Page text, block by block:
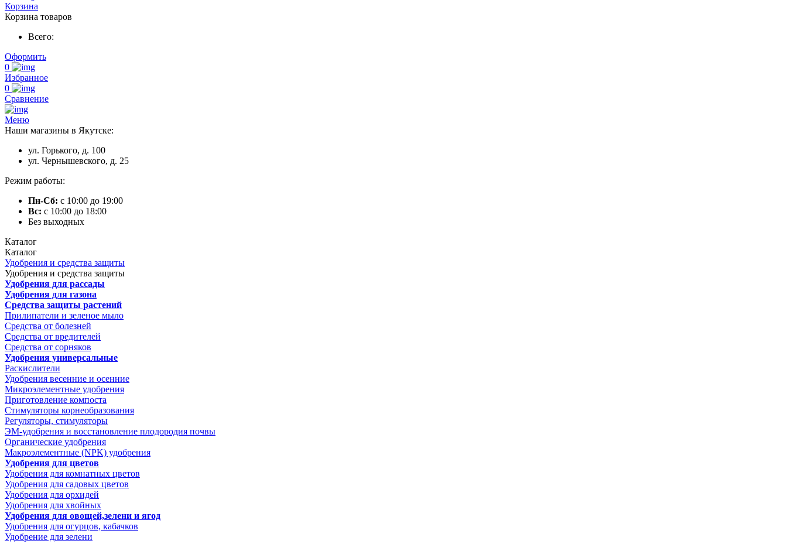
Корзина
Корзина товаров
Всего:
Оформить
0
Избранное
0
Сравнение
Меню
Наши магазины в Якутске:
ул. Горького, д. 100
ул. Чернышевского, д. 25
Режим работы:
Пн-Сб: с 10:00 до 19:00
Вс: с 10:00 до 18:00
Без выходных
Каталог
Каталог
Удобрения и средства защиты
Удобрения и средства защиты
Удобрения для рассады
Удобрения для газона
Средства защиты растений
Прилипатели и зеленое мыло
Средства от болезней
Средства от вредителей
Средства от сорняков
Удобрения универсальные
Раскислители
Удобрения весенние и осенние
Микроэлементные удобрения
Приготовление компоста
Стимуляторы корнеобразования
Регуляторы, стимуляторы
ЭМ-удобрения и восстановление плодородия почвы
Органические удобрения
Макроэлементные (NPK) удобрения
Удобрения для цветов
Удобрения для комнатных цветов
Удобрения для садовых цветов
Удобрения для орхидей
Удобрения для хвойных
Удобрения для овощей,зелени и ягод
Удобрения для огурцов, кабачков
Удобрение для зелени